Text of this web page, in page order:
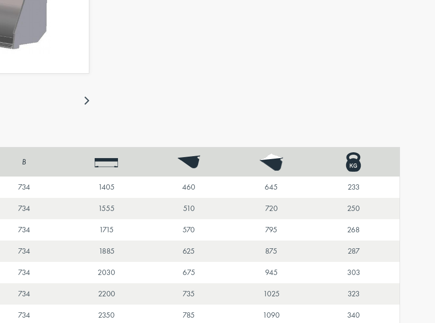
B
734 1405 460 645 233
734 1555 510 720 250
734 1715 570 795 268
734 1885 625 875 287
734 2030 675 945 303
734 2200 735 1025 323
734 2350 785 1090 340